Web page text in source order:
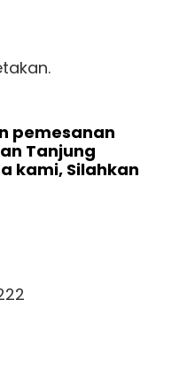
pemesanan
Tanjung
kami, Silahkan